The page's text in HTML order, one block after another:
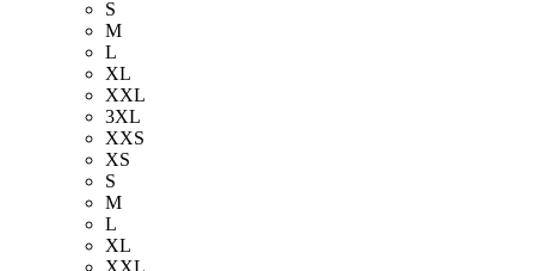
S
M
L
XL
XXL
3XL
XXS
XS
S
M
L
XL
XXL